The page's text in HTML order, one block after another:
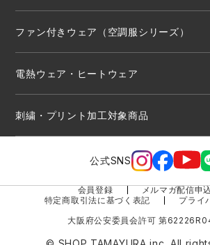
ファン付きウェア（空調服シリーズ）
電熱ウェア・ヒートウェア
刺繍・プリント加工対象商品
公式SNS
会員登録
メルマガ配信申
特定商取引法に基づく表記
プライ
大阪府公安委員会許可 第